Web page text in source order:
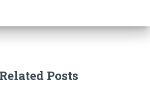
Related Posts